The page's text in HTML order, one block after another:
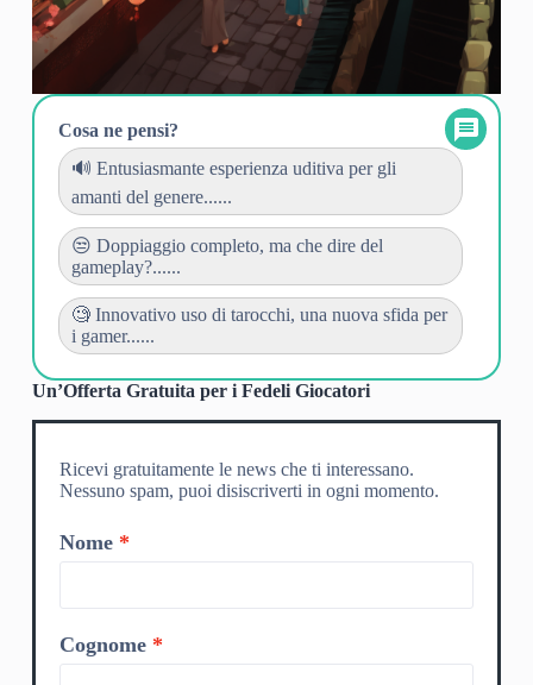
Cosa ne pensi?
🔊 Entusiasmante esperienza uditiva per gli
amanti del genere......
😒 Doppiaggio completo, ma che dire del
gameplay?......
🧐 Innovativo uso di tarocchi, una nuova sfida per
i gamer......
Un’Offerta Gratuita per i Fedeli Giocatori
Ricevi gratuitamente le news che ti interessano.
Nessuno spam, puoi disiscriverti in ogni momento.
Nome
Cognome